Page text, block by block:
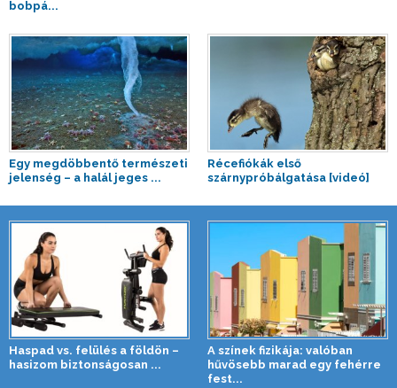
bobpá...
Egy megdöbbentő természeti
jelenség – a halál jeges ...
Récefiókák első
szárnypróbálgatása [videó]
Haspad vs. felülés a földön –
hasizom biztonságosan ...
A színek fizikája: valóban
hűvösebb marad egy fehérre
fest...